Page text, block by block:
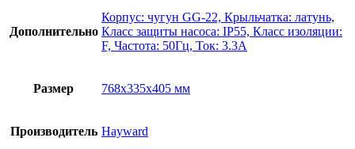
Дополнительно
Корпус: чугун GG-22, Крыльчатка: латунь,
Класс защиты насоса: IP55, Класс изоляции:
F, Частота: 50Гц, Ток: 3.3А
Размер 768х335х405 мм
Производитель Hayward